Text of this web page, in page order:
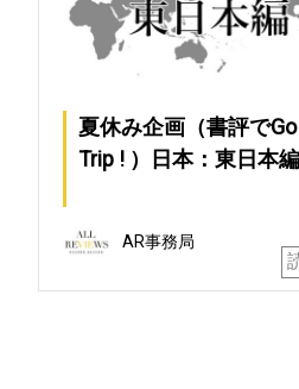
夏休み企画（書評で
Trip ! ）日本：東日本編
AR事務局